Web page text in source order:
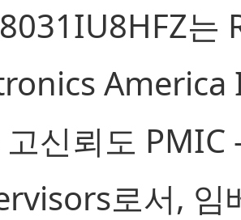
는
America
신뢰도 PMIC
로서, 임